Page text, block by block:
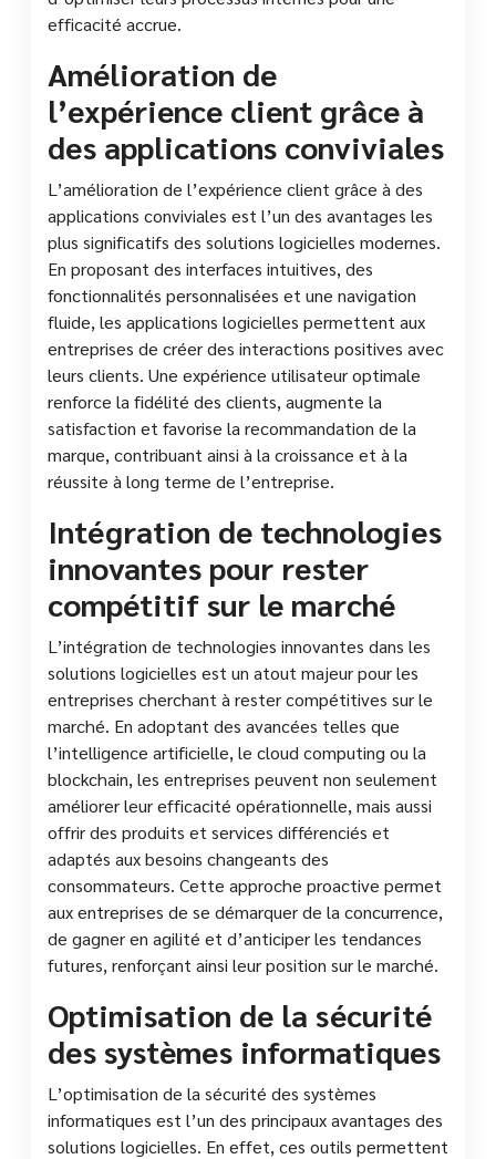
efficacité accrue.
Amélioration de
l’expérience client grâce à
des applications conviviales
L’amélioration de l’expérience client grâce à des
applications conviviales est l’un des avantages les
plus significatifs des solutions logicielles modernes.
En proposant des interfaces intuitives, des
fonctionnalités personnalisées et une navigation
fluide, les applications logicielles permettent aux
entreprises de créer des interactions positives avec
leurs clients. Une expérience utilisateur optimale
renforce la fidélité des clients, augmente la
satisfaction et favorise la recommandation de la
marque, contribuant ainsi à la croissance et à la
réussite à long terme de l’entreprise.
Intégration de technologies
innovantes pour rester
compétitif sur le marché
L’intégration de technologies innovantes dans les
solutions logicielles est un atout majeur pour les
entreprises cherchant à rester compétitives sur le
marché. En adoptant des avancées telles que
l’intelligence artificielle, le cloud computing ou la
blockchain, les entreprises peuvent non seulement
améliorer leur efficacité opérationnelle, mais aussi
offrir des produits et services différenciés et
adaptés aux besoins changeants des
consommateurs. Cette approche proactive permet
aux entreprises de se démarquer de la concurrence,
de gagner en agilité et d’anticiper les tendances
futures, renforçant ainsi leur position sur le marché.
Optimisation de la sécurité
des systèmes informatiques
L’optimisation de la sécurité des systèmes
informatiques est l’un des principaux avantages des
solutions logicielles. En effet, ces outils permettent